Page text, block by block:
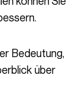
über